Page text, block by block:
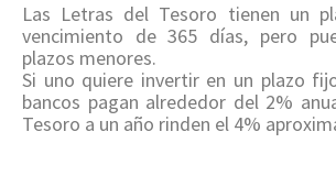
Las Letras del Tesoro tienen un
vencimiento de 365 días, pero
plazos menores.
Si uno quiere invertir en un plazo
bancos pagan alrededor del 2%
Tesoro a un año rinden el 4%